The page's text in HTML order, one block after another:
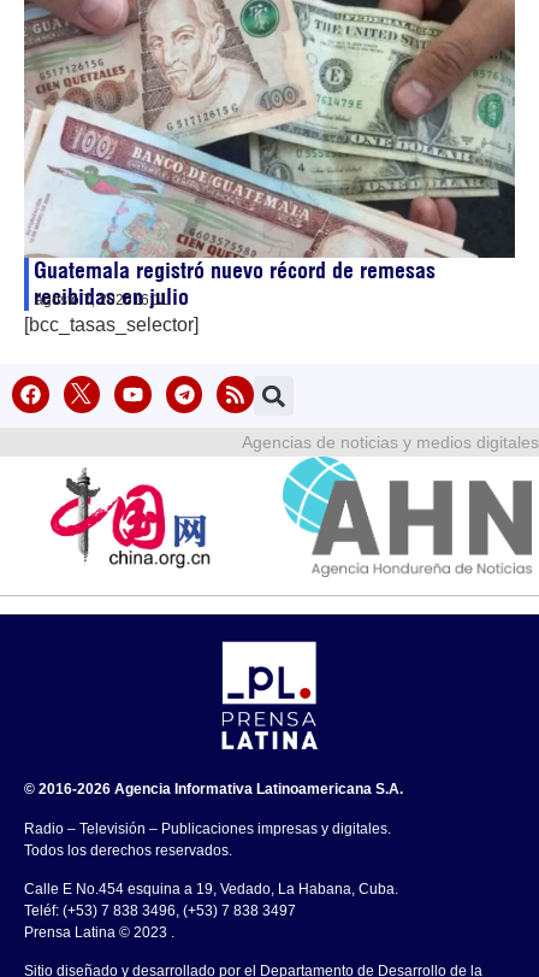
Guatemala registró nuevo récord de remesas
recibidas en julio
agosto 7, 202616:11
[bcc_tasas_selector]
Agencias de noticias y medios digitales
© 2016-2026 Agencia Informativa Latinoamericana S.A.
Radio – Televisión – Publicaciones impresas y digitales.
Todos los derechos reservados.
Calle E No.454 esquina a 19, Vedado, La Habana, Cuba.
Teléf: (+53) 7 838 3496, (+53) 7 838 3497
Prensa Latina © 2023 .
Sitio diseñado y desarrollado por el Departamento de Desarrollo de la